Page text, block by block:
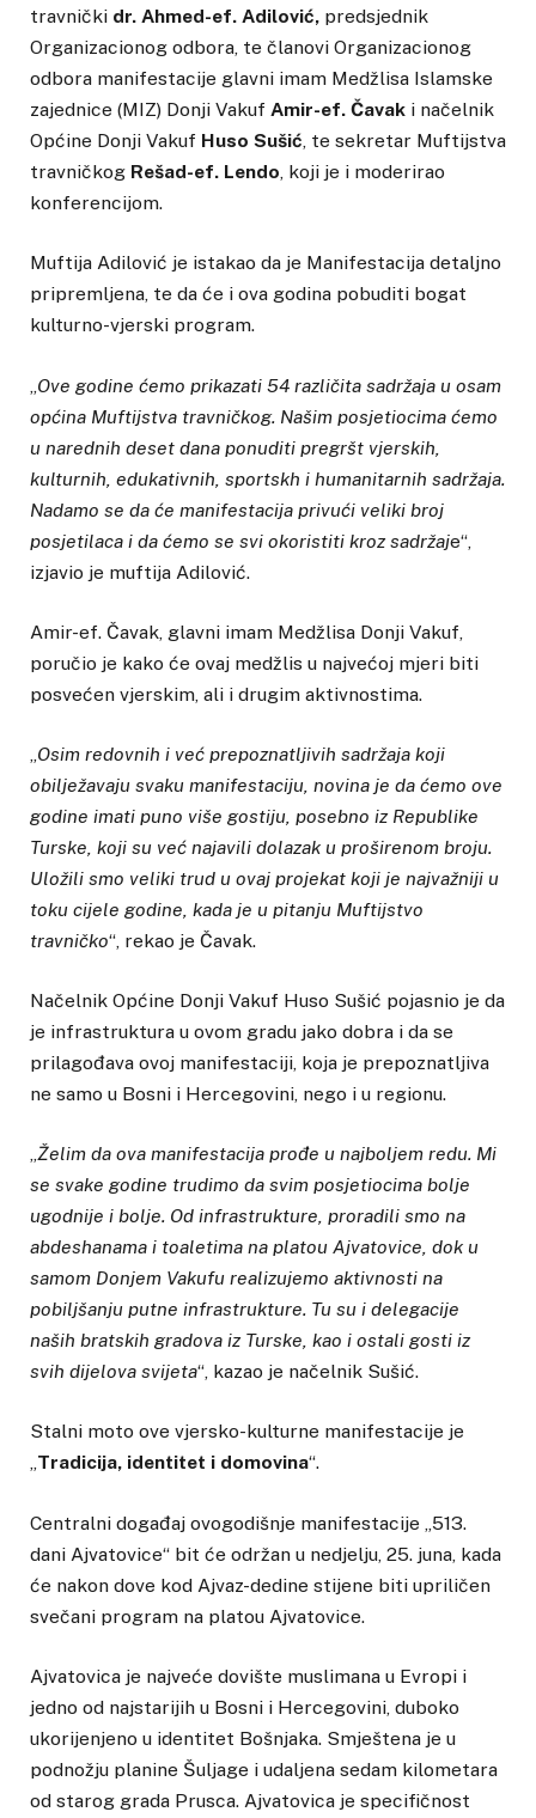
travnički dr. Ahmed-ef. Adilović, predsjednik
Organizacionog odbora, te članovi Organizacionog
odbora manifestacije glavni imam Medžlisa Islamske
zajednice (MIZ) Donji Vakuf Amir-ef. Čavak i načelnik
Općine Donji Vakuf Huso Sušić, te sekretar Muftijstva
travničkog Rešad-ef. Lendo, koji je i moderirao
konferencijom.
Muftija Adilović je istakao da je Manifestacija detaljno
pripremljena, te da će i ova godina pobuditi bogat
kulturno-vjerski program.
Ove godine ćemo prikazati 54 različita sadržaja u osam
općina Muftijstva travničkog. Našim posjetiocima ćemo
u narednih deset dana ponuditi pregršt vjerskih,
kulturnih, edukativnih, sportskh i humanitarnih sadržaja.
Nadamo se da će manifestacija privući veliki broj
posjetilaca i da ćemo se svi okoristiti kroz sadržaje“,
izjavio je muftija Adilović.
Amir-ef. Čavak, glavni imam Medžlisa Donji Vakuf,
poručio je kako će ovaj medžlis u najvećoj mjeri biti
posvećen vjerskim, ali i drugim aktivnostima.
„Osim redovnih i već prepoznatljivih sadržaja koji
obilježavaju svaku manifestaciju, novina je da ćemo ove
godine imati puno više gostiju, posebno iz Republike
Turske, koji su već najavili dolazak u proširenom broju.
Uložili smo veliki trud u ovaj projekat koji je najvažniji u
toku cijele godine, kada je u pitanju Muftijstvo
travničko“, rekao je Čavak.
Načelnik Općine Donji Vakuf Huso Sušić pojasnio je da
je infrastruktura u ovom gradu jako dobra i da se
prilagođava ovoj manifestaciji, koja je prepoznatljiva
ne samo u Bosni i Hercegovini, nego i u regionu.
„Želim da ova manifestacija prođe u najboljem redu. Mi
se svake godine trudimo da svim posjetiocima bolje
ugodnije i bolje. Od infrastrukture, proradili smo na
abdeshanama i toaletima na platou Ajvatovice, dok u
samom Donjem Vakufu realizujemo aktivnosti na
pobiljšanju putne infrastrukture. Tu su i delegacije
naših bratskih gradova iz Turske, kao i ostali gosti iz
svih dijelova svijeta“, kazao je načelnik Sušić.
Stalni moto ove vjersko-kulturne manifestacije je
„Tradicija, identitet i domovina“.
Centralni događaj ovogodišnje manifestacije „513.
dani Ajvatovice“ bit će održan u nedjelju, 25. juna, kada
će nakon dove kod Ajvaz-dedine stijene biti upriličen
svečani program na platou Ajvatovice.
Ajvatovica je najveće dovište muslimana u Evropi i
jedno od najstarijih u Bosni i Hercegovini, duboko
ukorijenjeno u identitet Bošnjaka. Smještena je u
podnožju planine Šuljage i udaljena sedam kilometara
od starog grada Prusca. Ajvatovica je specifičnost